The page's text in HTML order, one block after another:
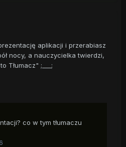
aplikacji i przerabiasz
nocy, a nauczycielka twierdzi,
Tłumacz" ;___;
co w tym tłumaczu